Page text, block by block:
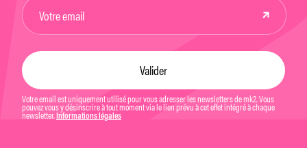
Votre email est uniquement utilisé pour vous adresser les newsletters de mk2. Vous
pouvez vous y désinscrire à tout moment via le lien prévu à cet effet intégré à chaque
newsletter. Informations légales